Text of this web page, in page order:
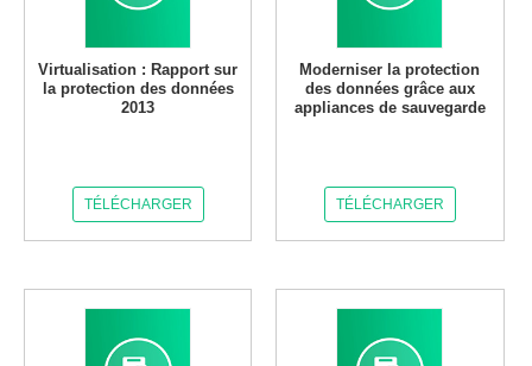
Virtualisation : Rapport sur
la protection des données
2013
TÉLÉCHARGER
Moderniser la protection
des données grâce aux
appliances de sauvegarde
TÉLÉCHARGER